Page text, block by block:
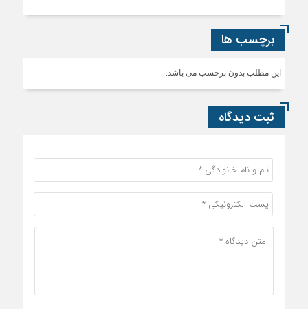
برچسب ها
این مطلب بدون برچسب می باشد.
ثبت دیدگاه